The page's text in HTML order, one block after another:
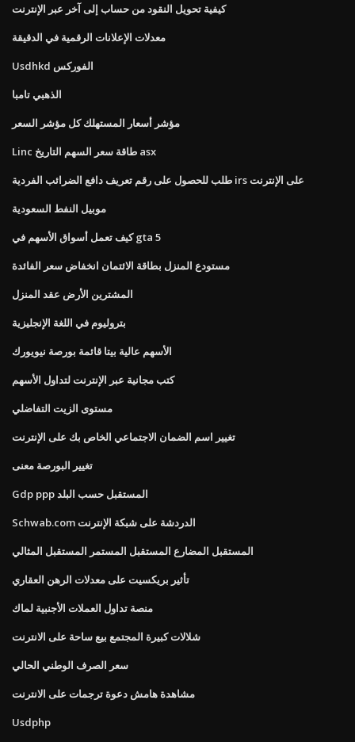
كيفية تحويل النقود من حساب إلى آخر عبر الإنترنت
معدلات الإعلانات الرقمية في الدقيقة
Usdhkd الفوركس
الذهبي تامبا
مؤشر أسعار المستهلك كل مؤشر السعر
Linc طاقة سعر السهم التاريخ asx
طلب للحصول على رقم تعريف دافع الضرائب الفردية irs على الإنترنت
موبيل النفط السعودية
كيف تعمل أسواق الأسهم في gta 5
مستودع المنزل بطاقة الائتمان انخفاض سعر الفائدة
المشترين الأرض عقد المنزل
بتروليوم في اللغة الإنجليزية
الأسهم عالية بيتا قائمة بورصة نيويورك
كتب مجانية عبر الإنترنت لتداول الأسهم
مستوى الزيت التفاضلي
تغيير اسم الضمان الاجتماعي الخاص بك على الإنترنت
تغيير البورصة معنى
Gdp ppp المستقبل حسب البلد
Schwab.com الدردشة على شبكة الإنترنت
المستقبل المضارع المستقبل المستمر المستقبل المثالي
تأثير بريكسيت على معدلات الرهن العقاري
منصة تداول العملات الأجنبية لماك
شلالات كبيرة المجتمع بيع ساحة على الانترنت
سعر الصرف الوطني الحالي
مشاهدة هامش دعوة ترجمات على الانترنت
Usdphp